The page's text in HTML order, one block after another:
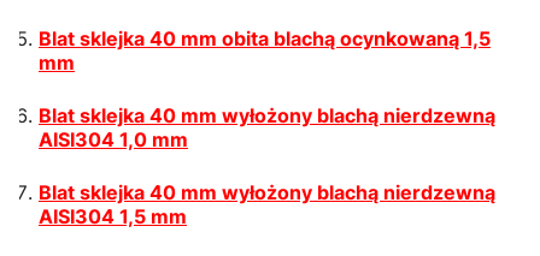
Blat sklejka 40 mm obita blachą ocynkowaną 1,5
mm
Blat sklejka 40 mm wyłożony blachą nierdzewną
AISI304 1,0 mm
Blat sklejka 40 mm wyłożony blachą nierdzewną
AISI304 1,5 mm